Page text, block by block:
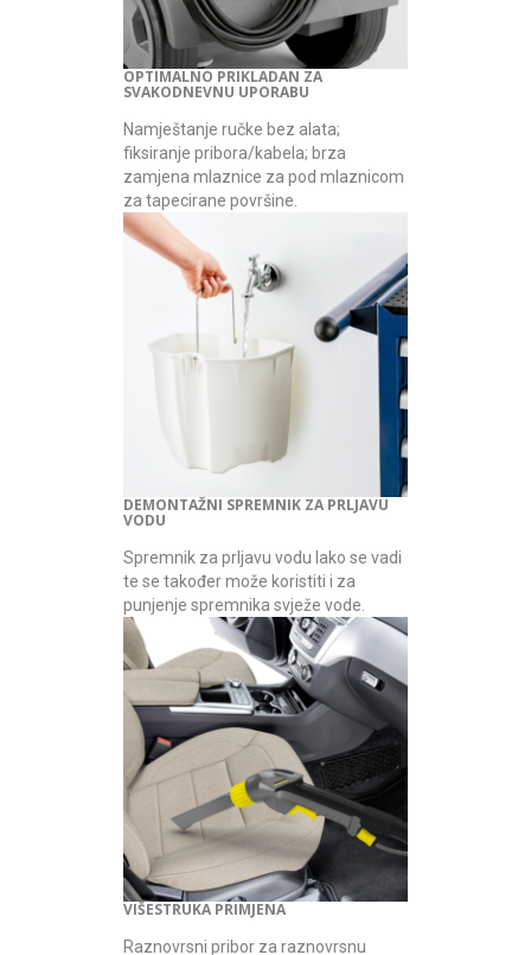
OPTIMALNO PRIKLADAN ZA
SVAKODNEVNU UPORABU
Namještanje ručke bez alata;
fiksiranje pribora/kabela; brza
zamjena mlaznice za pod mlaznicom
za tapecirane površine.
DEMONTAŽNI SPREMNIK ZA PRLJAVU
VODU
Spremnik za prljavu vodu lako se vadi
te se također može koristiti i za
punjenje spremnika svježe vode.
VIŠESTRUKA PRIMJENA
Raznovrsni pribor za raznovrsnu